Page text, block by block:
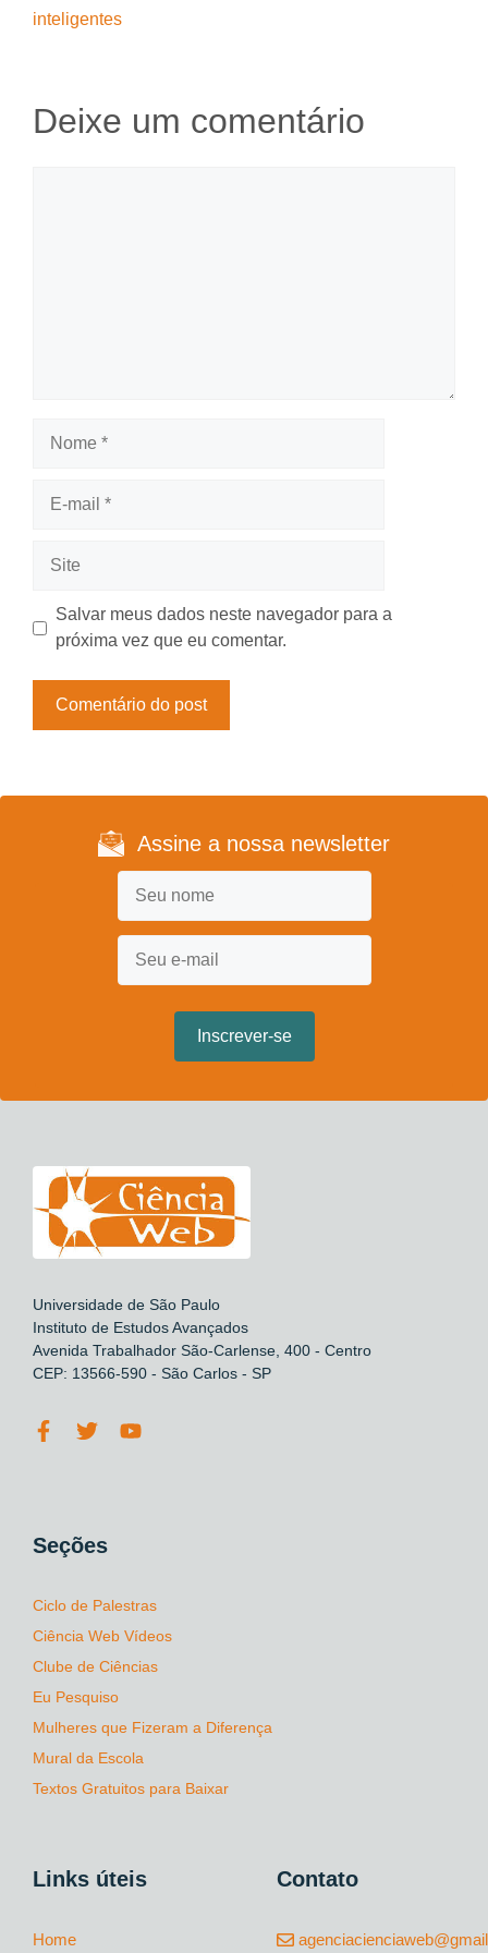
inteligentes
Deixe um comentário
Salvar meus dados neste navegador para a
próxima vez que eu comentar.
Assine a nossa newsletter
Universidade de São Paulo
Instituto de Estudos Avançados
Avenida Trabalhador São-Carlense, 400 - Centro
CEP: 13566-590 - São Carlos - SP
Seções
Ciclo de Palestras
Ciência Web Vídeos
Clube de Ciências
Eu Pesquiso
Mulheres que Fizeram a Diferença
Mural da Escola
Textos Gratuitos para Baixar
Links úteis
Home
Contato